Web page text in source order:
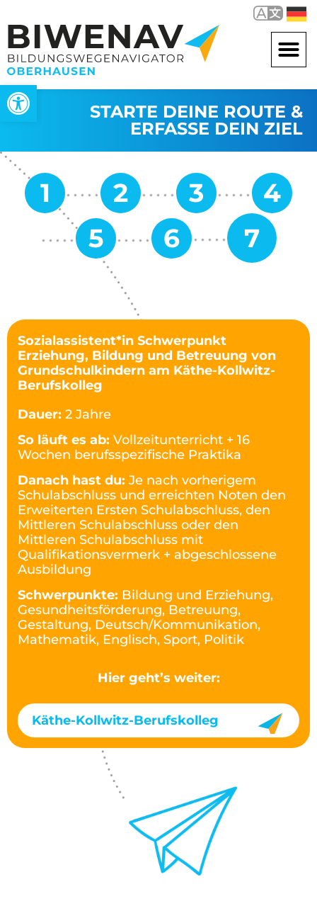
Werkzeugleiste öffnen
STARTE DEINE ROUTE &
ERFASSE DEIN ZIEL
Sozialassistent*in Schwerpunkt
Erziehung, Bildung und Betreuung von
Grundschulkindern am Käthe-Kollwitz-
Berufskolleg
Dauer: 2 Jahre
So läuft es ab: Vollzeitunterricht + 16
Wochen berufsspezifische Praktika
Danach hast du: Je nach vorherigem
Schulabschluss und erreichten Noten den
Erweiterten Ersten Schulabschluss, den
Mittleren Schulabschluss oder den
Mittleren Schulabschluss mit
Qualifikationsvermerk + abgeschlossene
Ausbildung
Schwerpunkte: Bildung und Erziehung,
Gesundheitsförderung, Betreuung,
Gestaltung, Deutsch/Kommunikation,
Mathematik, Englisch, Sport, Politik
Hier geht’s weiter:
Käthe-Kollwitz-Berufskolleg